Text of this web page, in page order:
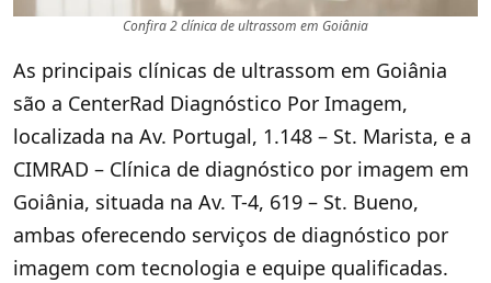
Confira 2 clínica de ultrassom em Goiânia
As principais clínicas de ultrassom em Goiânia
são a CenterRad Diagnóstico Por Imagem,
localizada na Av. Portugal, 1.148 – St. Marista, e a
CIMRAD – Clínica de diagnóstico por imagem em
Goiânia, situada na Av. T-4, 619 – St. Bueno,
ambas oferecendo serviços de diagnóstico por
imagem com tecnologia e equipe qualificadas.